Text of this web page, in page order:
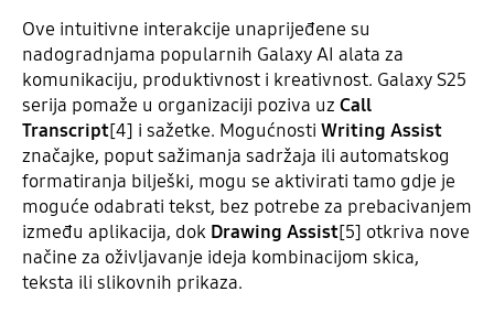
Ove intuitivne interakcije unaprijeđene su
nadogradnjama popularnih Galaxy AI alata za
komunikaciju, produktivnost i kreativnost. Galaxy S25
serija pomaže u organizaciji poziva uz Call
Transcript[4] i sažetke. Mogućnosti Writing Assist
značajke, poput sažimanja sadržaja ili automatskog
formatiranja bilješki, mogu se aktivirati tamo gdje je
moguće odabrati tekst, bez potrebe za prebacivanjem
između aplikacija, dok Drawing Assist[5] otkriva nove
načine za oživljavanje ideja kombinacijom skica,
teksta ili slikovnih prikaza.